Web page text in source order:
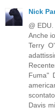
Nick
@ EDU.
Anche
Terry
Fuma"
Davis